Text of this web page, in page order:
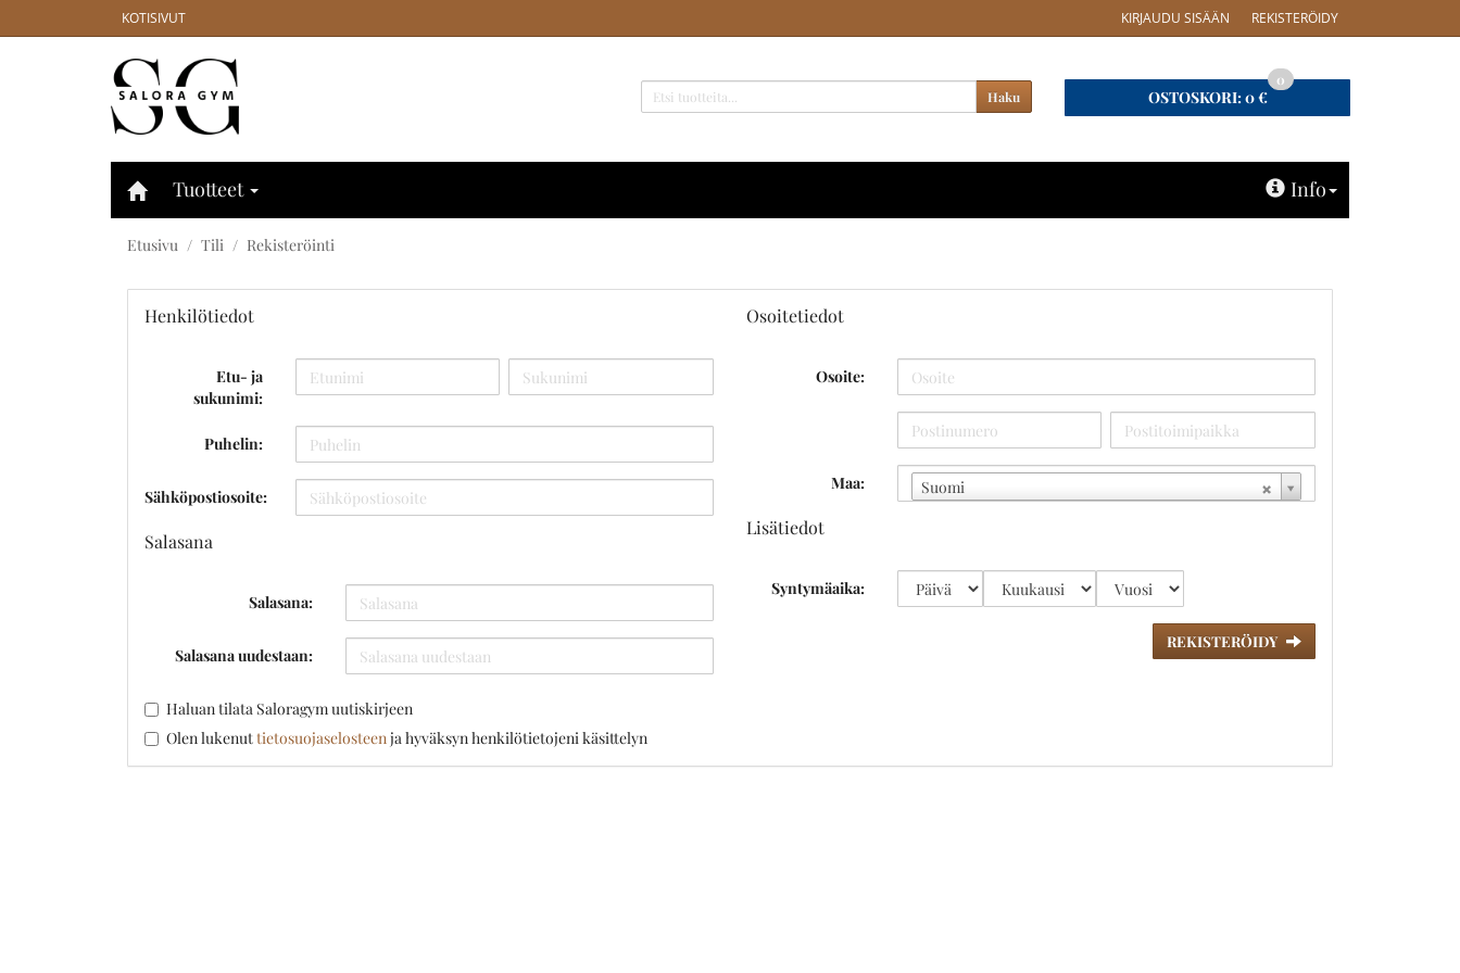
KOTISIVUT KIRJAUDU SISÄÄN REKISTERÖIDY
Haku OSTOSKORI:0 €
0
Tuotteet Info
Etusivu Tili Rekisteröinti
Henkilötiedot
Etu- ja
sukunimi:
Puhelin:
Sähköpostiosoite:
Salasana
Salasana:
Salasana uudestaan:
Osoitetiedot
Osoite:
Maa: Suomi
Lisätiedot
Syntymäaika:
REKISTERÖIDY
Haluan tilata Saloragym uutiskirjeen
Olen lukenuttietosuojaselosteenja hyväksyn henkilötietojeni käsittelyn